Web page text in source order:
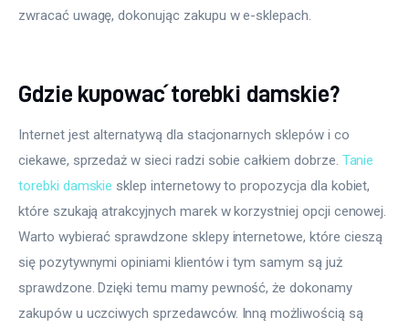
Więcej
zwracać uwagę, dokonując zakupu w e-sklepach.
Gdzie kupować torebki damskie?
Internet jest alternatywą dla stacjonarnych sklepów i co
ciekawe, sprzedaż w sieci radzi sobie całkiem dobrze. Tanie
torebki damskie sklep internetowy to propozycja dla kobiet,
które szukają atrakcyjnych marek w korzystniej opcji cenowej.
Warto wybierać sprawdzone sklepy internetowe, które cieszą
się pozytywnymi opiniami klientów i tym samym są już
sprawdzone. Dzięki temu mamy pewność, że dokonamy
zakupów u uczciwych sprzedawców. Inną możliwością są